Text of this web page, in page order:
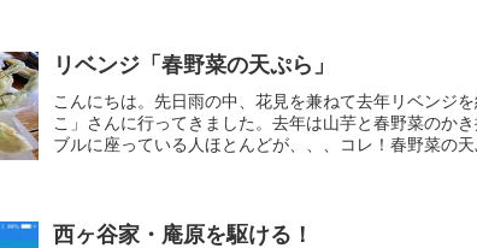
リベンジ「春野菜の天ぷら」
こんにちは。先日雨の中、花見を兼ねて去年リベンジ
こ」さんに行ってきました。去年は山芋と春野菜のか
ブルに座っている人ほとんどが、、、コレ！春野菜の
西ヶ谷家・庵原を駆ける！